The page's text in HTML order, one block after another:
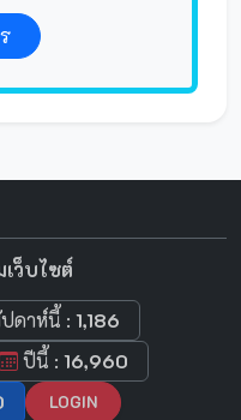
ว็บไซต์
ดาห์นี้ : 1,186
ปีนี้ : 16,960
LOGIN